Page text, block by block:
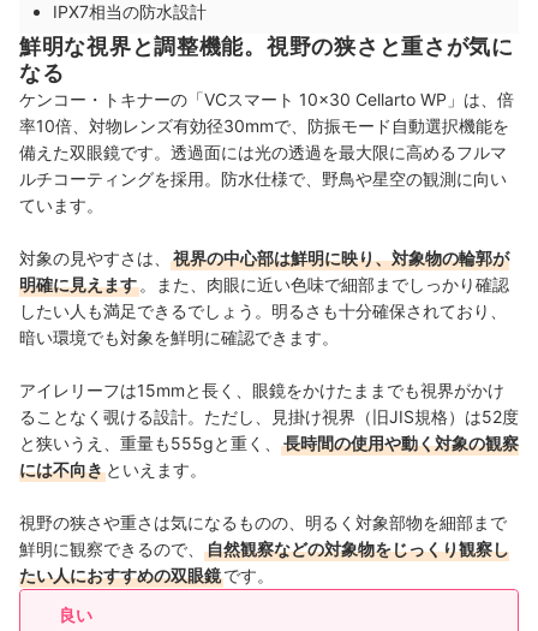
IPX7相当の防水設計
鮮明な視界と調整機能。視野の狭さと重さが気に
なる
ケンコー・トキナーの「VCスマート 10×30 Cellarto WP」は、倍
率10倍、対物レンズ有効径30mmで、防振モード自動選択機能を
備えた双眼鏡です。透過面には光の透過を最大限に高めるフルマ
ルチコーティングを採用。防水仕様で、野鳥や星空の観測に向い
ています。
対象の見やすさは、
視界の中心部は鮮明に映り、対象物の輪郭が
明確に見えます 。また、肉眼に近い色味で細部までしっかり確認
したい人も満足できるでしょう。明るさも十分確保されており、
暗い環境でも対象を鮮明に確認できます。
アイレリーフは15mmと長く、眼鏡をかけたままでも視界がかけ
ることなく覗ける設計。ただし、見掛け視界（旧JIS規格）は52度
と狭いうえ、重量も555gと重く、
長時間の使用や動く対象の観察
には不向き といえます。
視野の狭さや重さは気になるものの、明るく対象部物を細部まで
鮮明に観察できるので、
自然観察などの対象物をじっくり観察し
たい人におすすめの双眼鏡です。
良い